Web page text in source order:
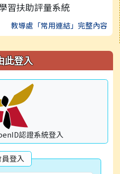
習扶助評量系統
教導處「常用連結」完整內容
此登入
認證系統登入
員登入